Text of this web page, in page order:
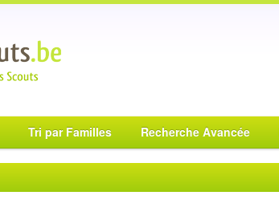
Tri par Familles Recherche Avancée